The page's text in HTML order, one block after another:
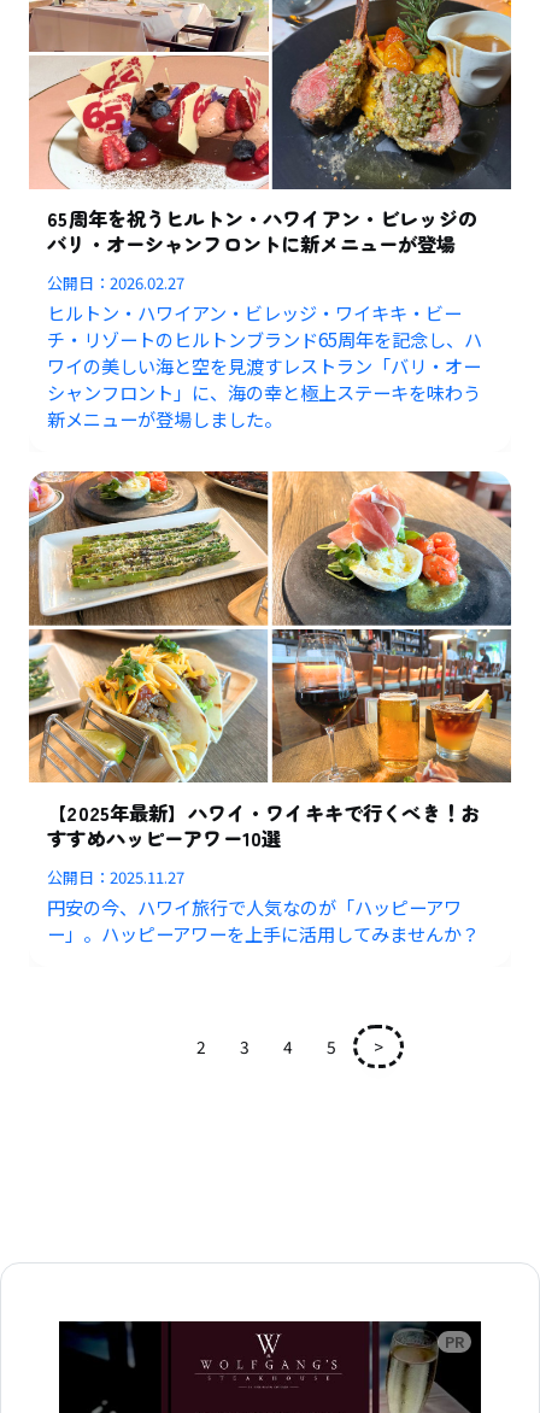
65周年を祝うヒルトン・ハワイアン・ビレッジの
バリ・オーシャンフロントに新メニューが登場
公開日：2026.02.27
ヒルトン・ハワイアン・ビレッジ・ワイキキ・ビー
チ・リゾートのヒルトンブランド65周年を記念し、ハ
ワイの美しい海と空を見渡すレストラン「バリ・オー
シャンフロント」に、海の幸と極上ステーキを味わう
新メニューが登場しました。
【2025年最新】ハワイ・ワイキキで行くべき！お
すすめハッピーアワー10選
公開日：2025.11.27
円安の今、ハワイ旅行で人気なのが「ハッピーアワ
ー」。ハッピーアワーを上手に活用してみませんか？
2 3 4 5 >
広告